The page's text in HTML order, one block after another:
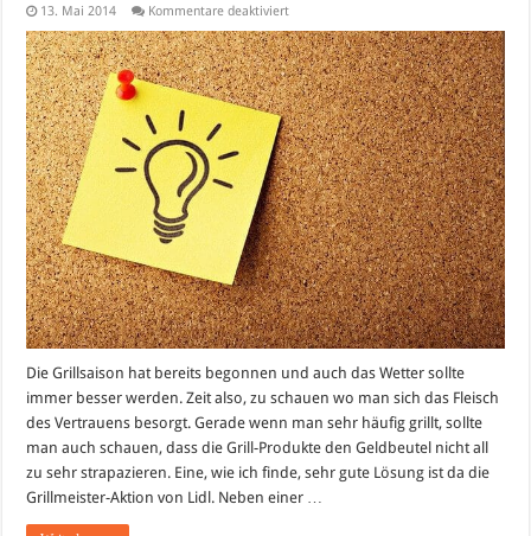
13. Mai 2014 Kommentare deaktiviertfür
Grillmeister
Die Grillsaison hat bereits begonnen und auch das Wetter sollte
immer besser werden. Zeit also, zu schauen wo man sich das Fleisch
des Vertrauens besorgt. Gerade wenn man sehr häufig grillt, sollte
man auch schauen, dass die Grill-Produkte den Geldbeutel nicht all
zu sehr strapazieren. Eine, wie ich finde, sehr gute Lösung ist da die
Grillmeister-Aktion von Lidl. Neben einer …